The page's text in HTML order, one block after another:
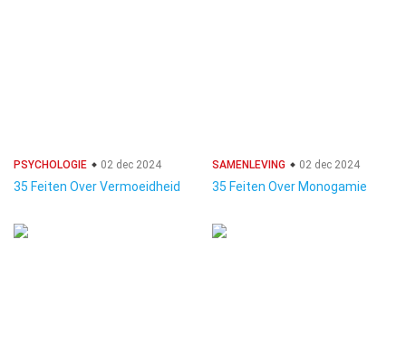
PSYCHOLOGIE 02 dec 2024
35 Feiten Over Vermoeidheid
SAMENLEVING 02 dec 2024
35 Feiten Over Monogamie